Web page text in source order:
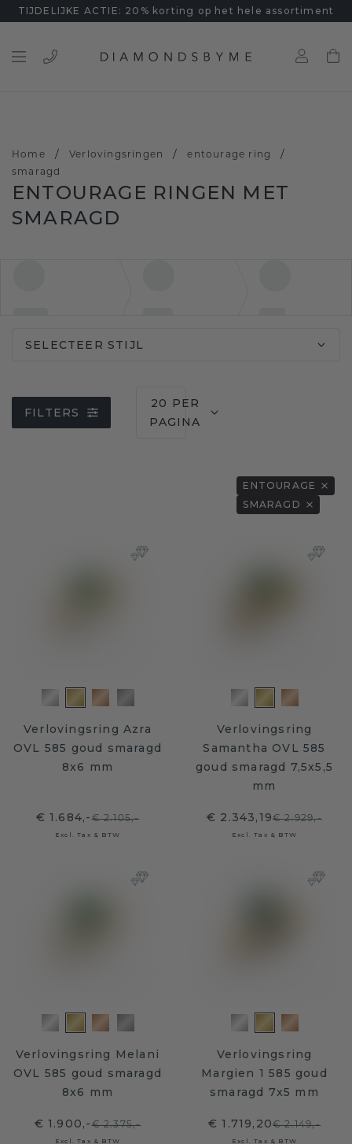
TIJDELIJKE ACTIE: 20% korting op het hele assortiment
Home / Verlovingsringen / entourage ring /
smaragd
ENTOURAGE RINGEN MET
SMARAGD
SELECTEER STIJL
FILTERS
20 PER
PAGINA
ENTOURAGE
SMARAGD
Verlovingsring Azra
OVL 585 goud smaragd
8x6 mm
€ 1.684,-€ 2.105,-
Excl. Tax & BTW
Verlovingsring
Samantha OVL 585
goud smaragd 7,5x5,5
mm
€ 2.343,19€ 2.929,-
Excl. Tax & BTW
Verlovingsring Melani
OVL 585 goud smaragd
8x6 mm
€ 1.900,-€ 2.375,-
Excl. Tax & BTW
Verlovingsring
Margien 1 585 goud
smaragd 7x5 mm
€ 1.719,20€ 2.149,-
Excl. Tax & BTW